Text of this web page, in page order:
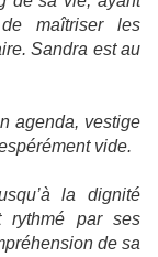
de maîtriser les
Sandra est au
agenda, vestige
vide.
la dignité
rythmé par ses
de sa